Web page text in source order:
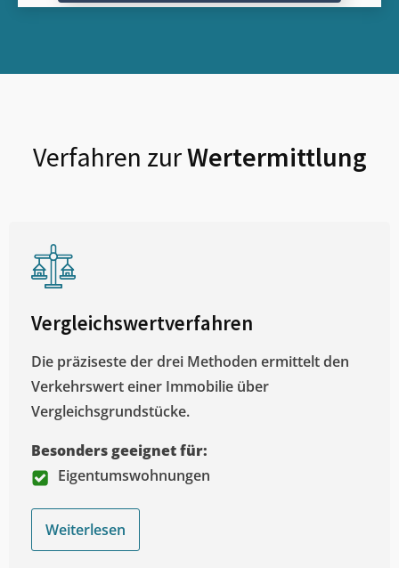
Verfahren zurWertermittlung
Vergleichswertverfahren
Die präziseste der drei Methoden ermittelt den
Verkehrswert einer Immobilie über
Vergleichsgrundstücke.
Besonders geeignet für:
Eigentumswohnungen
Weiterlesen